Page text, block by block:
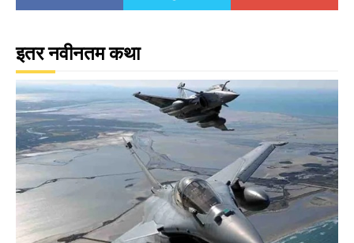
इतर नवीनतम कथा